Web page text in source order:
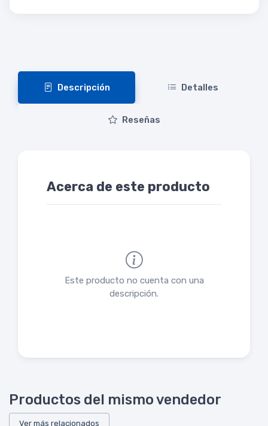
Descripción Detalles
Reseñas
Acerca de este producto
Este producto no cuenta con una
descripción.
Productos del mismo vendedor
Ver más relacionados